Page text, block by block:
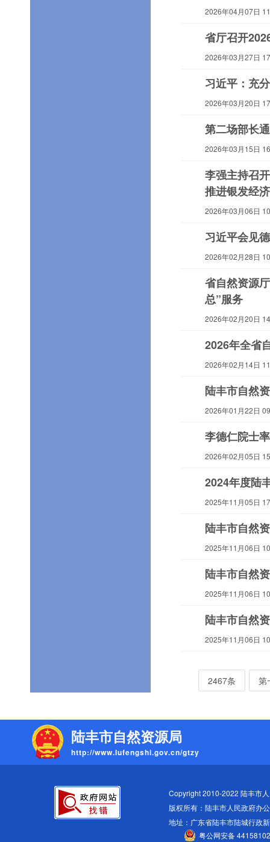
2026年04月07日
省厅召开
2026年03月27日
习近平：充
2026年03月20日
第二场部长
2026年03月15日
李强主持召
推进银发经
2026年03月06日
习近平会见
2026年02月28日
省自然资源
总”服务
2026年02月20日
2026年全省
2026年02月14日
陆丰市自然
2026年01月22日
李德仁院士
2026年02月05日
2024年度陆
2025年11月05日
陆丰市自然
2025年11月06日
陆丰市自然
2025年11月06日
陆丰市自然
2025年11月06日
2467条 第
陆丰市自然资源局
http://www.lufengshi.gov.cn/gtzy
Copyright 2010-2022 陆丰市
版权所有：陆丰市人民政府办
地址：广东省陆丰市陆城行政
粤公网安备